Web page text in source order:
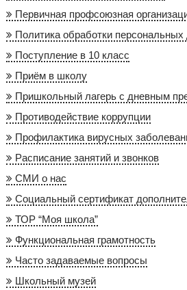
Первичная профсоюзная
Политика обработки
Поступление в 10 класс
Приём в школу
Пришкольный лагерь с дневным
Противодействие коррупции
Профилактика вирусных
Расписание занятий и звонков
СМИ о нас
Социальный сертификат
ТОР “Моя школа”
Функциональная грамотность
Часто задаваемые вопросы
Школьный музей